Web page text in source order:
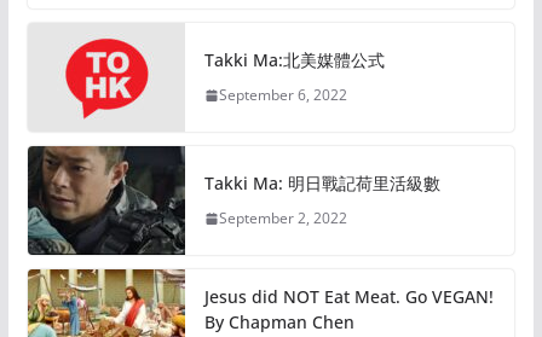
Takki Ma:北美媒體公式
September 6, 2022
Takki Ma: 明日戰記荷里活級數
September 2, 2022
Jesus did NOT Eat Meat. Go VEGAN!
By Chapman Chen